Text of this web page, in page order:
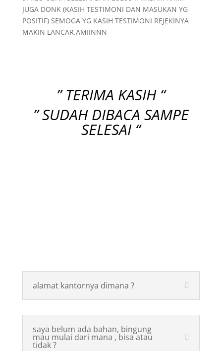
JUGA DONK (KASIH TESTIMONI DAN MASUKAN YG
POSITIF) SEMOGA YG KASIH TESTIMONI REJEKINYA
MAKIN LANCAR.AMIINNN
” TERIMA KASIH “
” SUDAH DIBACA SAMPE
SELESAI “
alamat kantornya dimana ?
saya belum ada bahan, bingung
mau mulai dari mana , bisa atau
tidak ?